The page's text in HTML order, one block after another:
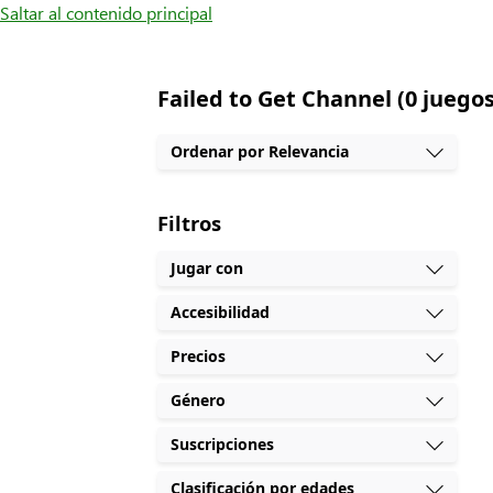
Saltar al contenido principal
Failed to Get Channel (0
Ordenar por Relevancia
Filtros
Jugar con
Accesibilidad
Precios
Género
Suscripciones
Clasificación por edades